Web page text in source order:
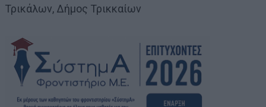
Τρικάλων, Δήμος Τρικκαίων